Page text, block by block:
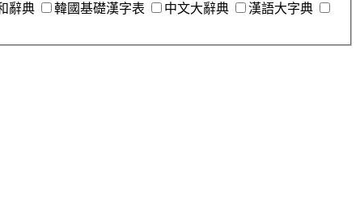
辭典 韓國基礎漢字表 中文大辭典
漢語大字典